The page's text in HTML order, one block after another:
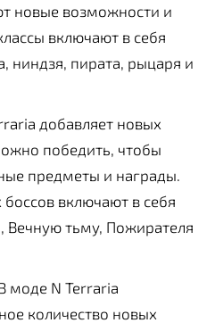
новые возможности и
включают в себя
ниндзя, пирата, рыцаря и
добавляет новых
победить, чтобы
предметы и награды.
включают в себя
Вечную тьму, Пожирателя
моде N Terraria
количество новых